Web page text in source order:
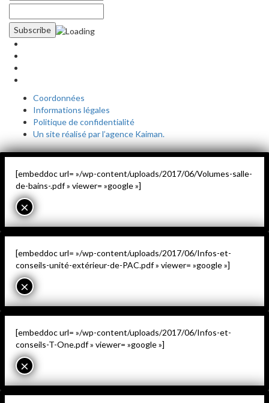
Coordonnées
Informations légales
Politique de confidentialité
Un site réalisé par l’agence Kaiman.
[embeddoc url= »/wp-content/uploads/2017/06/Volumes-salle-
de-bains-.pdf » viewer= »google »]
×
[embeddoc url= »/wp-content/uploads/2017/06/Infos-et-
conseils-unité-extérieur-de-PAC.pdf » viewer= »google »]
×
[embeddoc url= »/wp-content/uploads/2017/06/Infos-et-
conseils-T-One.pdf » viewer= »google »]
×